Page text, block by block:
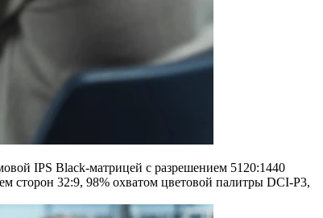
IPS Black-матрицей с разрешением 5120:1440
сторон 32:9, 98% охватом цветовой палитры DCI-P3,